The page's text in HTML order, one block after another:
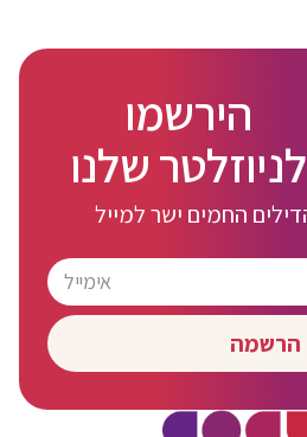
הירשמו
לניוזלטר שלנו
הרשמה